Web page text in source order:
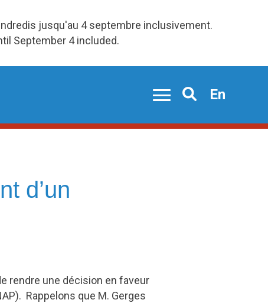
jusqu'au 4 septembre inclusivement.
September 4 included.
Search
En
d’un
rendre une décision en faveur
Rappelons que M. Gerges